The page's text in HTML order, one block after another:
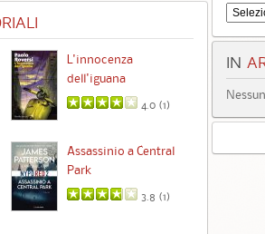
L'innocenza
dell'iguana
4.0 (1)
Assassinio a Central
Park
3.8 (1)
IN